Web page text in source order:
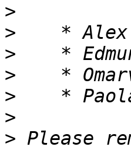
>
>
>
>
>
>
> Please